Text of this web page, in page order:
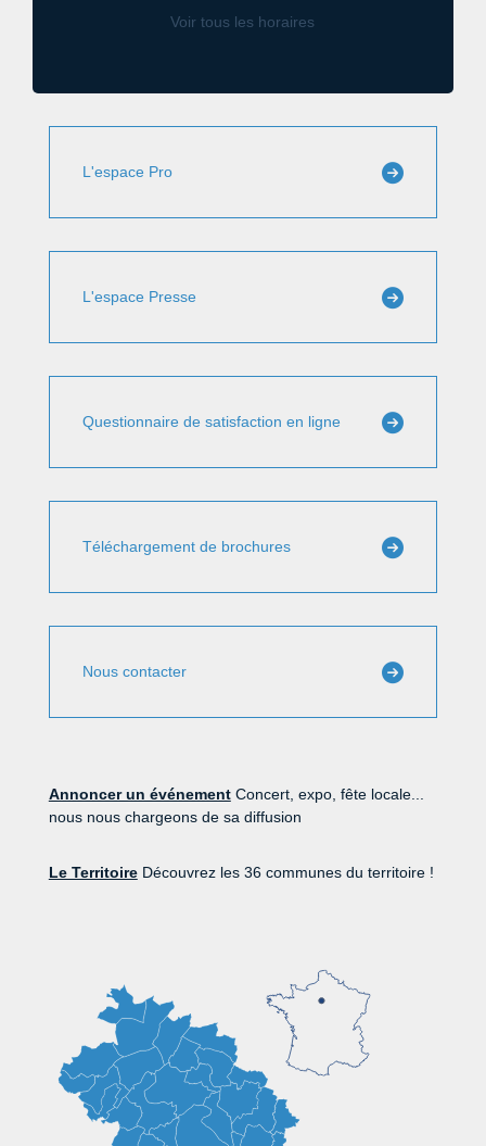
Voir tous les horaires
L'espace Pro
L'espace Presse
Questionnaire de satisfaction en ligne
Téléchargement de brochures
Nous contacter
Annoncer un événementConcert, expo, fête locale...
nous nous chargeons de sa diffusion
Le TerritoireDécouvrez les 36 communes du territoire !